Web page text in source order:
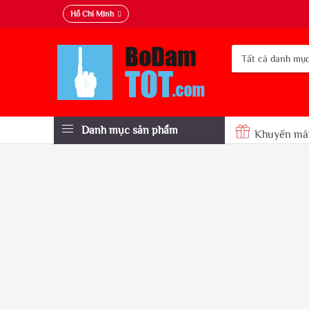
Hồ Chí Minh
Danh mục sản phẩm Khuyến